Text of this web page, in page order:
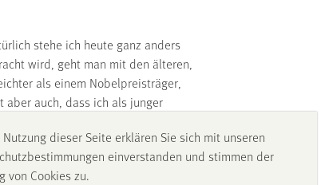
stehe ich heute ganz anders
wird, geht man mit den älteren,
als einem Nobelpreisträger,
aber auch, dass ich als junger
gut waren. Heute ist es sogar
dieser Seite erklären Sie sich mit unseren
einverstanden und stimmen der
von Cookies zu.